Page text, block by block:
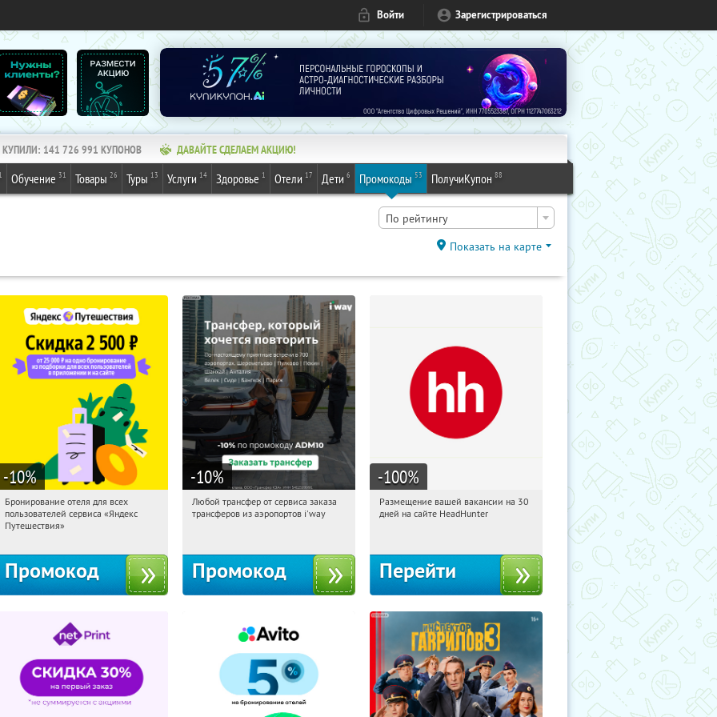
Войти Зарегистрироваться
КУПИЛИ: 141 726 991 КУПОНОВ ДАВАЙТЕ СДЕЛАЕМ АКЦИЮ!
1 Обучение 31 Товары 26 Туры 13 Услуги 14 Здоровье 1 Отели 17 Дети 6 Промокоды 53 ПолучиКупон 88
По рейтингу
Показать на карте
-10%
11:09:15
Получи первым!
Россия
Бронирование отеля для всех
пользователей сервиса «Яндекс
Путешествия»
Промокод
-10%
11:09:15
Получи первым!
Любой трансфер от сервиса заказа
трансферов из аэропортов i'way
Промокод
-100%
11:09:15 Получили:
Размещение вашей вакансии на 30
дней на сайте HeadHunter
Перейти